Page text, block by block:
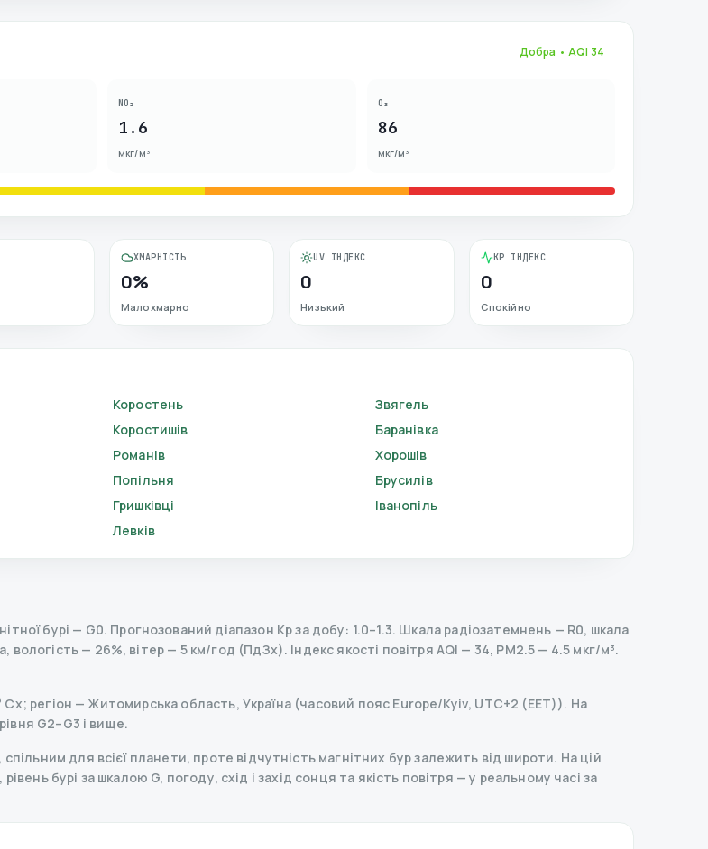
Добра • AQI 34
NO₂
1.6
мкг/м³
O₃
86
мкг/м³
ХМАРНІСТЬ
0%
Малохмарно
UV ІНДЕКС
0
Низький
KP ІНДЕКС
0
Спокійно
Коростень
Звягель
Коростишів
Баранівка
Романів
Хорошів
Попільня
Брусилів
Гришківці
Іванопіль
Левків
бурі — G0. Прогнозований діапазон Kp за добу: 1.0–1.3. Шкала радіозатемнень — R0, шкала
вологість — 26%, вітер — 5 км/год (ПдЗх). Індекс якості повітря AQI — 34, PM2.5 — 4.5 мкг/м³.
Сх; регіон — Житомирська область, Україна (часовий пояс Europe/Kyiv, UTC+2 (EET)). На
G2–G3 і вище.
для всієї планети, проте відчутність магнітних бур залежить від широти. На цій
бурі за шкалою G, погоду, схід і захід сонця та якість повітря — у реальному часі за